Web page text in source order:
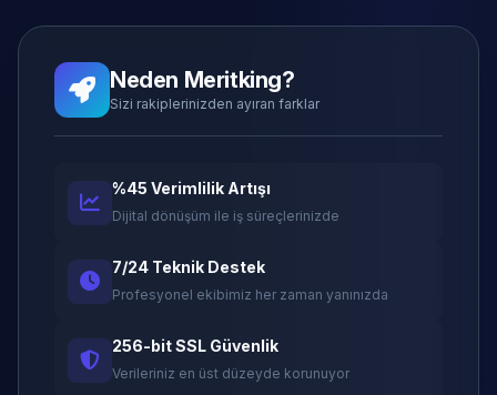
Neden Meritking?
Sizi rakiplerinizden ayıran farklar
%45 Verimlilik Artışı
Dijital dönüşüm ile iş süreçlerinizde
7/24 Teknik Destek
Profesyonel ekibimiz her zaman yanınızda
256-bit SSL Güvenlik
Verileriniz en üst düzeyde korunuyor